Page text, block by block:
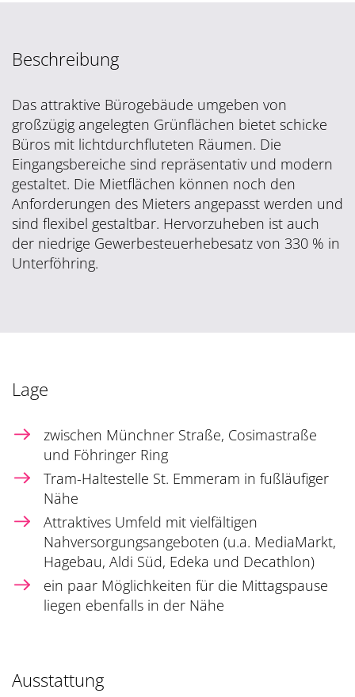
Beschreibung
Das attraktive Bürogebäude umgeben von
großzügig angelegten Grünflächen bietet schicke
Büros mit lichtdurchfluteten Räumen. Die
Eingangsbereiche sind repräsentativ und modern
gestaltet. Die Mietflächen können noch den
Anforderungen des Mieters angepasst werden und
sind flexibel gestaltbar. Hervorzuheben ist auch
der niedrige Gewerbesteuerhebesatz von 330 % in
Unterföhring.
Lage
zwischen Münchner Straße, Cosimastraße
und Föhringer Ring
Tram-Haltestelle St. Emmeram in fußläufiger
Nähe
Attraktives Umfeld mit vielfältigen
Nahversorgungsangeboten (u.a. MediaMarkt,
Hagebau, Aldi Süd, Edeka und Decathlon)
ein paar Möglichkeiten für die Mittagspause
liegen ebenfalls in der Nähe
Ausstattung